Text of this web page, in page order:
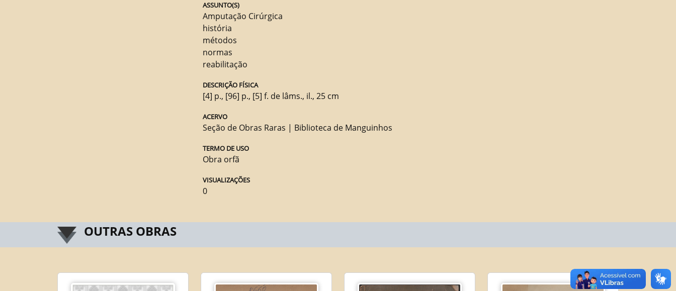
ASSUNTO(S)
Amputação Cirúrgica
história
métodos
normas
reabilitação
DESCRIÇÃO FÍSICA
[4] p., [96] p., [5] f. de lâms., il., 25 cm
ACERVO
Seção de Obras Raras | Biblioteca de Manguinhos
TERMO DE USO
Obra orfã
VISUALIZAÇÕES
0
OUTRAS OBRAS